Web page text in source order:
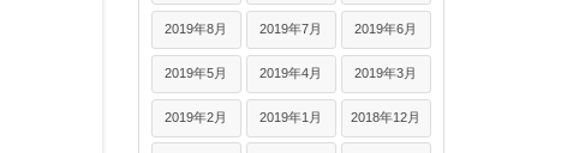
2019年8月 2019年7月 2019年6月
2019年5月 2019年4月 2019年3月
2019年2月 2019年1月 2018年12月